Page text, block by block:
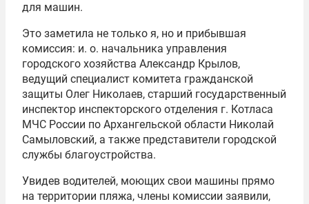
для машин.
Это заметила не только я, но и прибывшая
комиссия: и. о. начальника управления
городского хозяйства Александр Крылов,
ведущий специалист комитета гражданской
защиты Олег Николаев, старший государственный
инспектор инспекторского отделения г. Котласа
МЧС России по Архангельской области Николай
Самыловский, а также представители городской
службы благоустройства.
Увидев водителей, моющих свои машины прямо
на территории пляжа, члены комиссии заявили,